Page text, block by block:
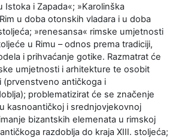
Istoka i Zapada«; »Karolinška
u doba otonskih vladara i u doba
»renesansa« rimske umjetnosti
u Rimu – odnos prema tradiciji,
i prihvaćanje gotike. Razmatrat će
umjetnosti i arhitekture te osobit
(prvenstveno antičkoga i
problematizirat će se značenje
kasnoantičkoj i srednjovjekovnoj
bizantskih elemenata u rimskoj
razdoblja do kraja XIII. stoljeća;